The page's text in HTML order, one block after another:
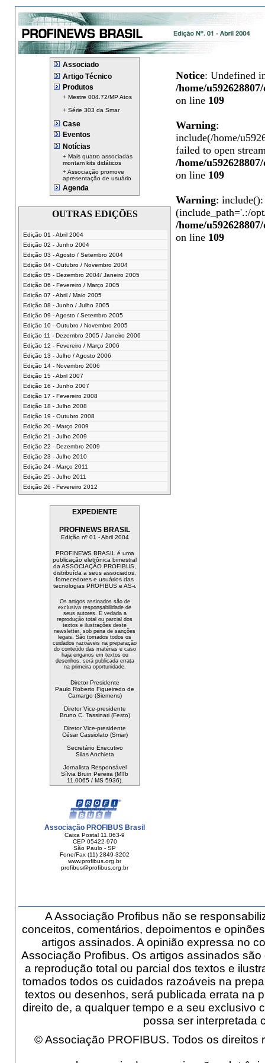
Associado
Artigo Técnico
Produtos
+ Mestre 004.72/MP Atos
+ Série 303 da Smar
Case
Eventos
Notícias
+ Mais quatro associadas
montam kits didáticos
+ Associação promove
apresentação de usuário
Agenda
OUTRAS EDIÇÕES
Edição 01 - Abril 2004
Edição 02 - Junho 2004
Edição 03 - Agosto / Setembro 2004
Edição 04 - Outubro / Novembro 2004
Edição 05 - Dezembro 2004/ Janeiro 2005
Edição 06 - Fevereiro / Março 2005
Edição 07 - Abril / Maio 2005
Edição 08 - Junho / Julho 2005
Edição 09 - Agosto / Setembro 2005
Edição 10 - Outubro / Novembro 2005
Edição 11 - Dezembro 2005 / Janeiro 2006
Edição 12 - Fevereiro / Março 2006
Edição 13 - Julho / Agosto 2006
Edição 14 - Novembro 2006
Edição 15 - Abril 2007
Edição 16 - Junho 2007
Edição 17 - Fevereiro 2008
Edição 18 - Julho 2008
Edição 19 - Outubro 2008
Edição 20 - Março 2009
Edição 21 - Julho 2009
Edição 22 - Dezembro 2009
Edição 23 - Julho 2010
Edição 24 - Março 2011
Edição 25 - Julho 2011
Edição 26 - Fevereiro 2012
EXPEDIENTE
PROFINEWS BRASIL
Edição nº 01 - Abril 2004
PROFINEWS BRASIL é uma
publicação eletrônica bimestral
da ASSOCIAÇÃO PROFIBUS,
distribuída a seus associados,
fornecedores e usuários das
tecnologias PROFIBUS e AS-i.
Os artigos assinados são de
exclusiva responsabilidade de
seus autores. É vedada a
reprodução total ou parcial dos
textos e ilustrações deste
newsletter, sob pena de sanções
legais. São tomados todos os
cuidados razoáveis na preparação
do conteúdo das matérias e caso
haja enganos em textos ou
desenhos, será publicada errata
na primeira oportunidade.
Diretor Presidente
Paulo Roberto Figueiredo de
Camargo (Siemens)
Diretor Vice-presidente
Bruno C. Tassinari (Festo)
Diretor Vice-presidente
César Cassiolato (Smar)
Secretário Executivo
Silas Anchieta
Jornalista Responsável
Sílvia Bruin Pereira (MTb
11.0065 / MS 5936).
Associação PROFIBUS Brasil
Caixa Postal 11.063-9
CEP 05422-970
São Paulo - SP
Fone/Fax (11) 2849-3202
www.profibus.org.br
profibus@profibus.org.br
Notice: Undefined
/home/
on line 109
Warning:
include(/home/
failed to open
/home/
on line 109
Warning:
(include_path='.:/
/home/
on line 109
A Associação Profibus não se
conceitos, comentários, depoimentos e
artigos assinados. A opinião expressa no
Associação Profibus. Os artigos assinados
a reprodução total ou parcial dos textos e
tomados todos os cuidados razoáveis na
textos ou desenhos, será publicada errata na
direito de, a qualquer tempo e a seu exclusivo
possa ser interpretada
© Associação PROFIBUS. Todos os